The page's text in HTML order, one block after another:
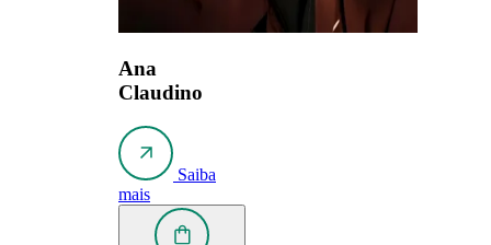
Ana
Claudino
Saiba
mais